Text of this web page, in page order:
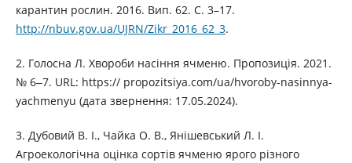
карантин рослин. 2016. Вип. 62. С. 3–17.
http://nbuv.gov.ua/UJRN/Zikr_2016_62_3.
2. Голосна Л. Хвороби насіння ячменю. Пропозиція. 2021.
№ 6‒7. URL: https:// propozitsiya.com/ua/hvoroby-nasinnya-
yachmenyu (дата звернення: 17.05.2024).
3. Дубовий В. І., Чайка О. В., Янішевський Л. І.
Агроекологічна оцінка сортів ячменю ярого різного